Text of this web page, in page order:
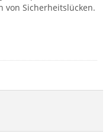
von Sicherheitslücken.